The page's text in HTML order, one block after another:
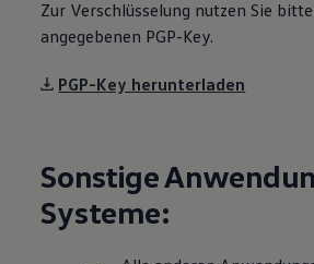
Magazin
Lifestyle
Familie
Elektromobilität
Zur Verschlüsselung nutzen Sie
angegebenen PGP-Key.
PGP-Key herunterladen
Sonstige
Systeme: